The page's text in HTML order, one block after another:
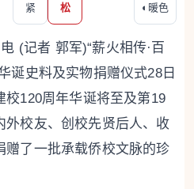
紧 松 ◐ 暖色
(记者 郭军)“薪火相传·百
诞史料及实物捐赠仪式28日
120周年华诞将至及第19
外校友、创校先贤后人、收
赠了一批承载侨校文脉的珍